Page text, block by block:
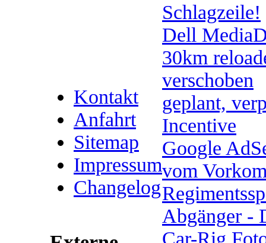
Kontakt
Anfahrt
Sitemap
Impressum
Changelog
Schlagzeile!
Dell
30km
verschoben
geplant,
Incentive
Google
vom
Abgänger -
Car-Rig